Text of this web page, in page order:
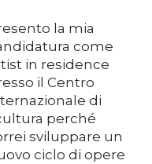
Sostenere
Media
DE EN
la mia
come
in residence
il Centro
di
perché
sviluppare un
ciclo di opere